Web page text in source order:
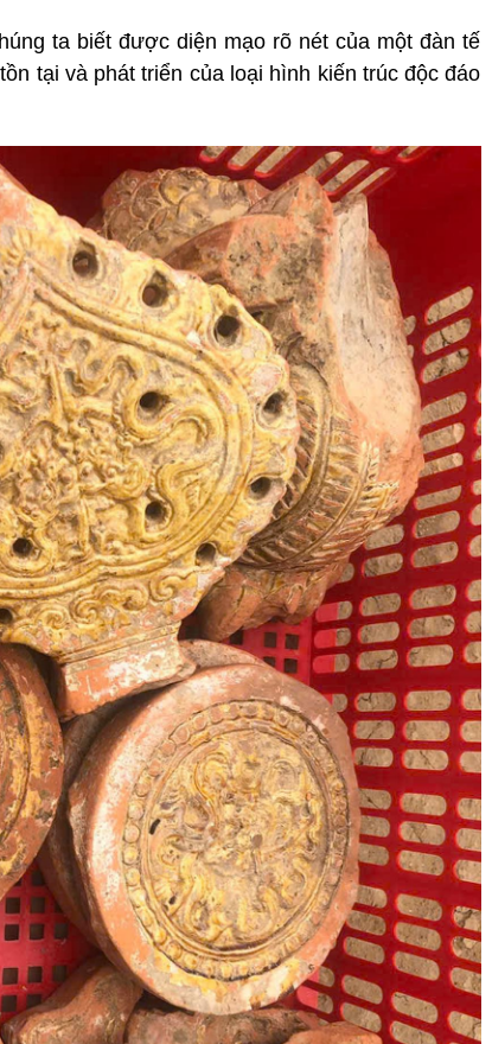
ta biết được diện mạo rõ nét của một đàn tế
tại và phát triển của loại hình kiến trúc độc đáo